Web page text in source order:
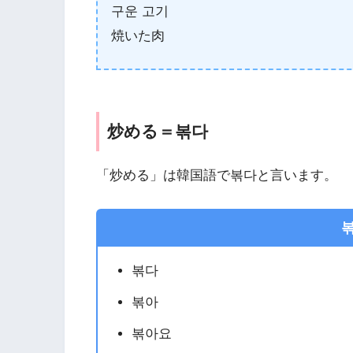
구운 고기
焼いた肉
炒める＝볶다
「炒める」は韓国語で볶다と言います。
볶다
볶아
볶아요